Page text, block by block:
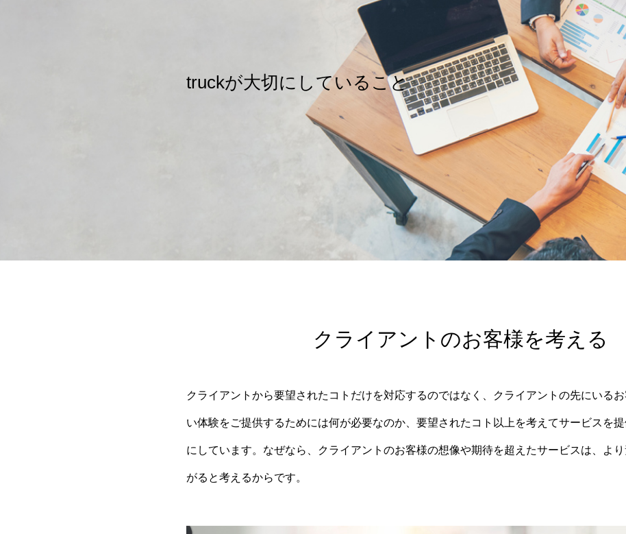
truckが⼤切にしていること
クライアントのお客様を考える
クライアントから要望されたコトだけを対応するのではなく、クライアントの先にいる
い体験をご提供するためには何が必要なのか、要望されたコト以上を考えてサービスを
にしています。なぜなら、クライアントのお客様の想像や期待を超えたサービスは、よ
がると考えるからです。